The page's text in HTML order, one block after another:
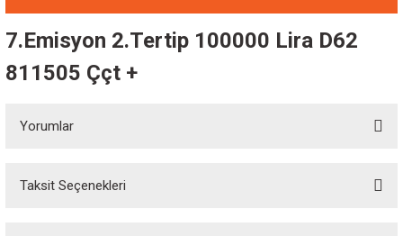
7.Emisyon 2.Tertip 100000 Lira D62
811505 Ççt +
Yorumlar
Taksit Seçenekleri